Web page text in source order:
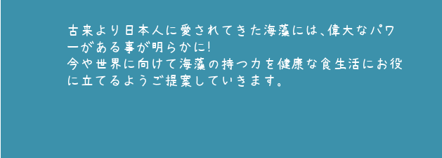
古来より日本人に愛されてきた海藻には、偉大なパワ
ーがある事が明らかに！
今や世界に向けて​海藻の持つ力を健康な食生活にお役
に立てるようご提案していきます。